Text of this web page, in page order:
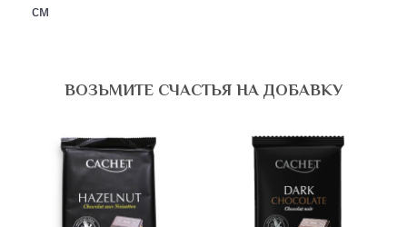
см
ВОЗЬМИТЕ СЧАСТЬЯ НА ДОБАВКУ